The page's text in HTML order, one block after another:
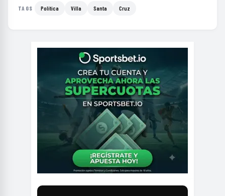
TAGS Política Villa Santa Cruz